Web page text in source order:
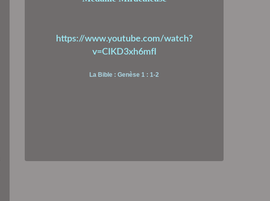
https://www.youtube.com/watch?
v=CIKD3xh6mfI
La Bible : Genèse 1 : 1-2